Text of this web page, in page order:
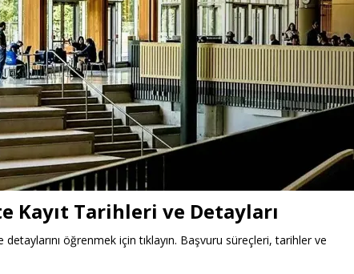
Kayıt Tarihleri ve Detayları
öğrenmek için tıklayın. Başvuru süreçleri, tarihler ve